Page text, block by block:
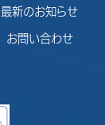
最新のお知らせ
お問い合わせ